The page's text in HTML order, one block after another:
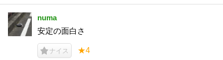
numa
安定の面白さ
ナイス ★4